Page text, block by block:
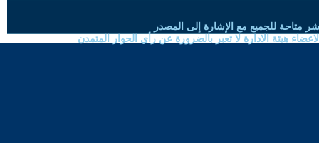
متاحة للجميع مع الإشارة إلى المصدر
هيئة الادارة لا تعبر بالضرورة عن رأي الحوار المتمدن